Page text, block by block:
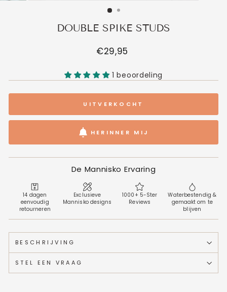
DOUBLE SPIKE STUDS
Normale
€29,95
1 beoordeling
UITVERKOCHT
HERINNER MIJ
De Mannisko Ervaring
14 dagen
eenvoudig
retourneren
Exclusieve
Mannisko designs
1000+ 5-Ster
Reviews
Waterbestendig &
gemaakt om te
blijven
BESCHRIJVING
STEL EEN VRAAG